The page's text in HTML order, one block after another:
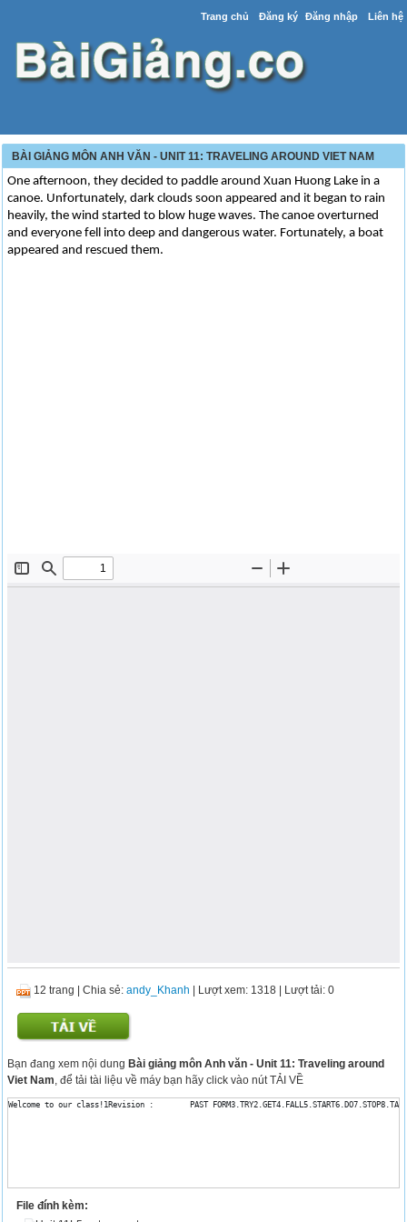
Trang chủ Đăng ký Đăng nhập Liên hệ
BÀI GIẢNG MÔN ANH VĂN - UNIT 11: TRAVELING AROUND VIET NAM
One afternoon, they decided to paddle around Xuan Huong Lake in a
canoe. Unfortunately, dark clouds soon appeared and it began to rain
heavily, the wind started to blow huge waves. The canoe overturned
and everyone fell into deep and dangerous water. Fortunately, a boat
appeared and rescued them.
12 trang |Chia sẻ:andy_Khanh | Lượt xem: 1318 | Lượt tải: 0
Bạn đang xem nội dungBài giảng môn Anh văn - Unit 11: Traveling around
Viet Nam , để tải tài liệu về máy bạn hãy click vào nút TẢI VỀ
File đính kèm: